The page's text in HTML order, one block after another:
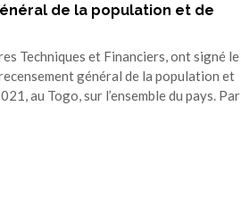
de la population et de
Techniques et Financiers, ont signé le
général de la population et
au Togo, sur l’ensemble du pays. Par